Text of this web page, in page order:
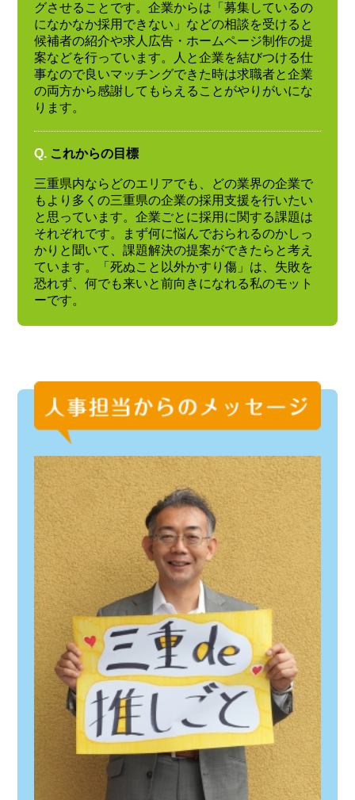
グさせることです。企業からは「募集しているの
になかなか採用できない」などの相談を受けると
候補者の紹介や求人広告・ホームページ制作の提
案などを行っています。人と企業を結びつける仕
事なので良いマッチングできた時は求職者と企業
の両方から感謝してもらえることがやりがいにな
ります。
Q. これからの目標
三重県内ならどのエリアでも、どの業界の企業で
もより多くの三重県の企業の採用支援を行いたい
と思っています。企業ごとに採用に関する課題は
それぞれです。まず何に悩んでおられるのかしっ
かりと聞いて、課題解決の提案ができたらと考え
ています。「死ぬこと以外かすり傷」は、失敗を
恐れず、何でも来いと前向きになれる私のモット
ーです。